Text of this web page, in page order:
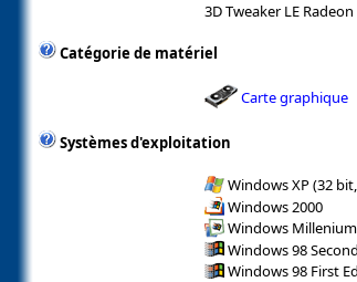
3D Tweaker LE Radeon
Catégorie de matériel
Carte graphique
Systèmes d'exploitation
Windows XP (32
Windows 2000
Windows Millenium
Windows 98
Windows 98 First